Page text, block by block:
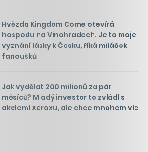
Hvězda Kingdom Come otevírá
hospodu na Vinohradech. Je to moje
vyznání lásky k Česku, říká miláček
fanoušků
Jak vydělat 200 milionů za pár
měsíců? Mladý investor to zvládl s
akciemi Xeroxu, ale chce mnohem víc